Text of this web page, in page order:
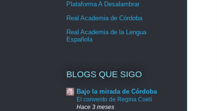
Plataforma A Desalambrar
Real Academia de Córdoba
Real Academia de la Lengua
Española
BLOGS QUE SIGO
Bajo la mirada de Córdoba
El convento de Regina Coeli
Hace 3 meses